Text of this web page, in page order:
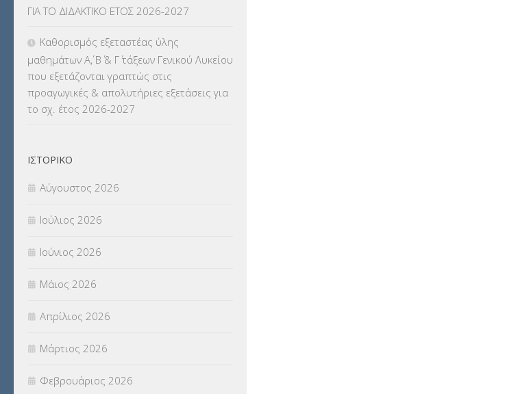
ΒΕΛΤΙΩΣΕΙΣ(319)
ΜΕΤΑΤΑΞΕΙΣ(87)
ΜΕΤΑΦΟΡΑ ΜΑΘΗΤΩΝ(3)
ΝΟΜΟΘΕΣΙΑ(66)
(18)
ΓΙΑ ΤΟ ΔΙΔΑΚΤΙΚΟ ΕΤΟΣ 2026-2027
Καθορισμός εξεταστέας ύλης
μαθημάτων Α΄, Β΄ & Γ΄ τάξεων Γενικού Λυκείου
που εξετάζονται γραπτώς στις
προαγωγικές & απολυτήριες εξετάσεις για
το σχ. έτος 2026-2027
ΙΣΤΟΡΙΚΌ
Αύγουστος 2026
Ιούλιος 2026
Ιούνιος 2026
Μάιος 2026
Απρίλιος 2026
Μάρτιος 2026
Φεβρουάριος 2026